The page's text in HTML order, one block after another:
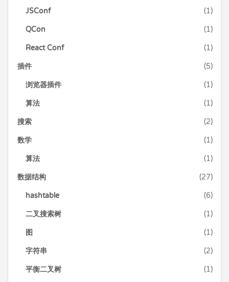
JSConf (1)
QCon (1)
React Conf (1)
插件 (5)
浏览器插件 (1)
算法 (1)
搜索 (2)
数学 (1)
算法 (1)
数据结构 (27)
hashtable (6)
二叉搜索树 (1)
图 (1)
字符串 (2)
平衡二叉树 (1)